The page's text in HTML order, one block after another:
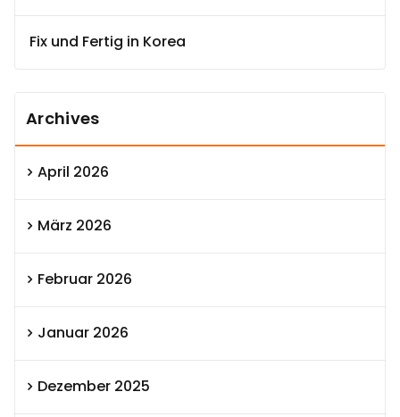
Fix und Fertig in Korea
Archives
April 2026
März 2026
Februar 2026
Januar 2026
Dezember 2025